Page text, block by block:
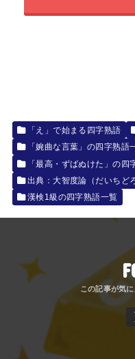
「え」で始まる四字熟語
「婉曲な言葉」の四字熟語
「最高・ずばぬけた」の四
出典：大智度論（だいちど
漢検1級の四字熟語一覧